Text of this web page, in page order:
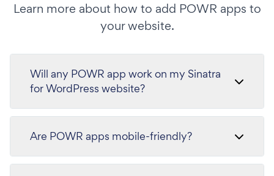
Learn more about how to add POWR apps to
your website.
Will any POWR app work on my Sinatra
for WordPress website?
Are POWR apps mobile-friendly?